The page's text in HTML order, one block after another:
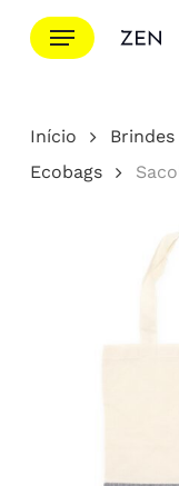
para
principal
Menu
Início
Ecobags